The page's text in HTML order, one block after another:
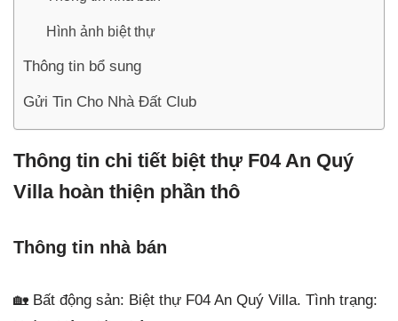
Hình ảnh biệt thự
Thông tin bổ sung
Gửi Tin Cho Nhà Đất Club
Thông tin chi tiết biệt thự F04 An Quý
Villa hoàn thiện phần thô
Thông tin nhà bán
🏡 Bất động sản: Biệt thự F04 An Quý Villa. Tình trạng: